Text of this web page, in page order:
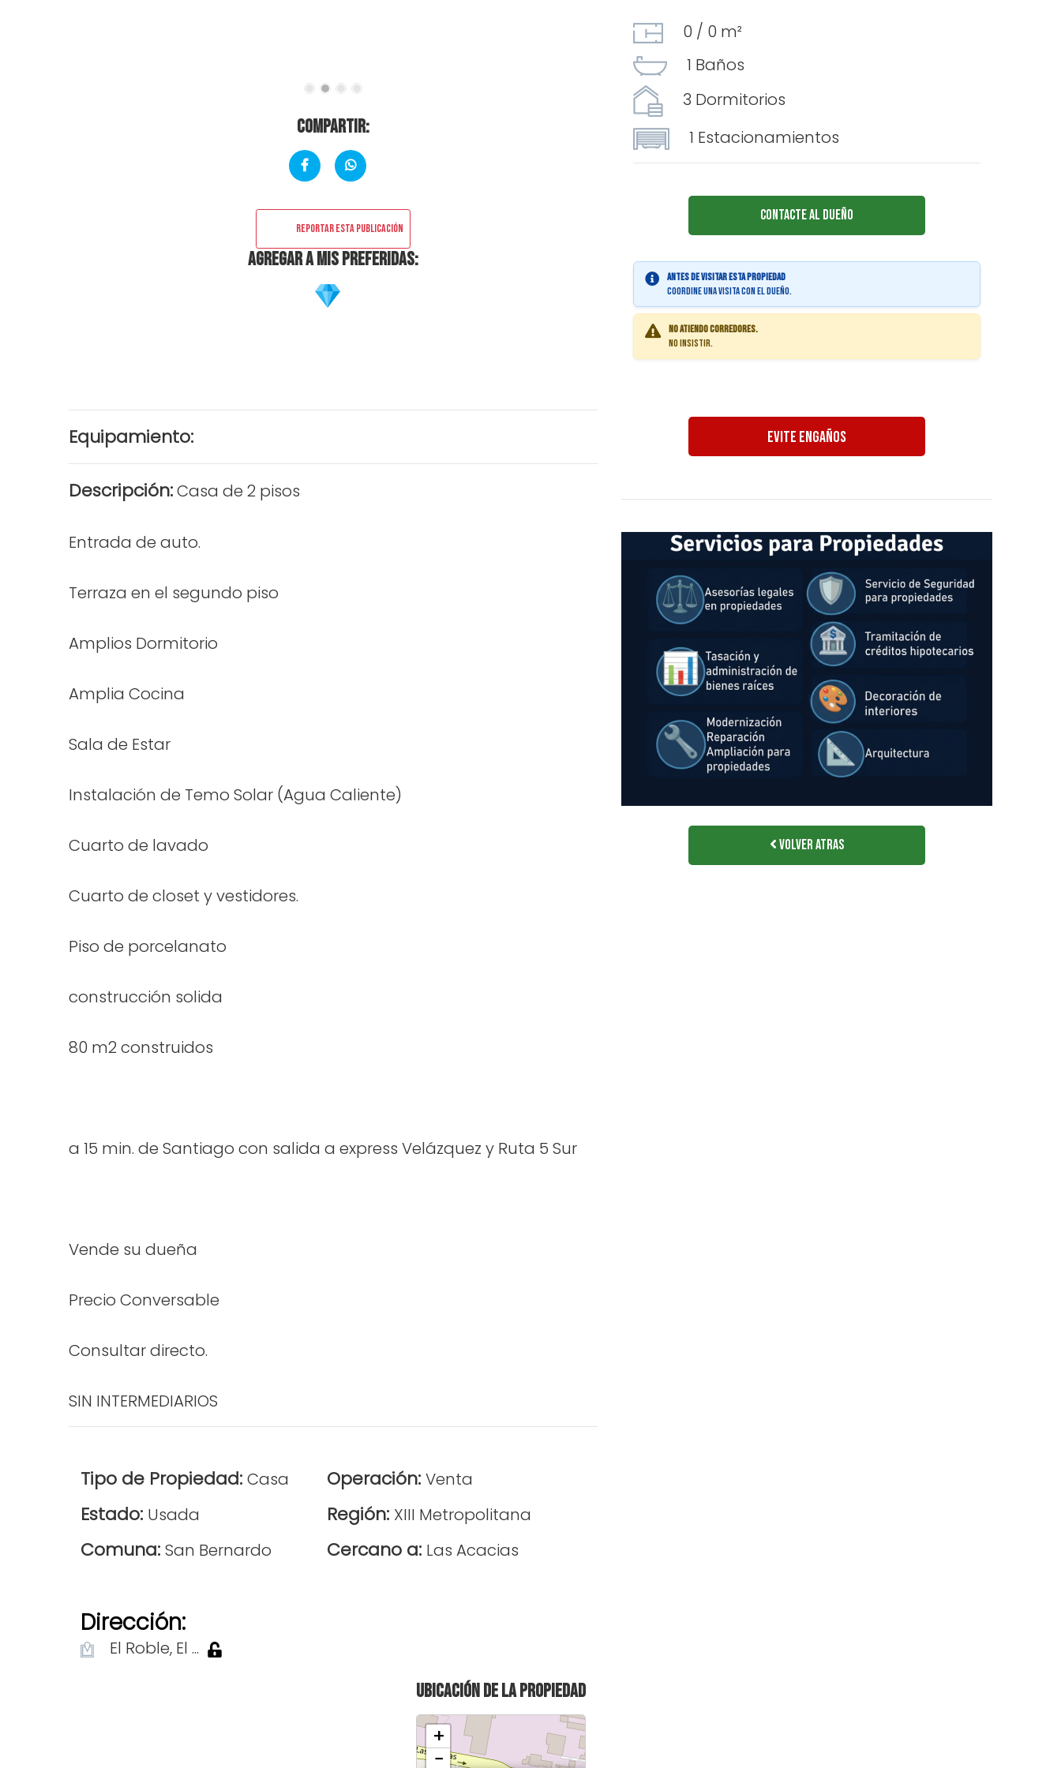
Compartir:
Reportar esta publicación
Agregar a mis preferidas:
0 / 0 m²
1 Baños
3 Dormitorios
1 Estacionamientos
Contacte al Dueño
Antes de visitar esta propiedad
coordine una visita con el dueño.
No atiendo corredores.
No insistir.
Equipamiento:
Descripción:Casa de 2 pisos
Entrada de auto.
Terraza en el segundo piso
Amplios Dormitorio
Amplia Cocina
Sala de Estar
Instalación de Temo Solar (Agua Caliente)
Cuarto de lavado
Cuarto de closet y vestidores.
Piso de porcelanato
construcción solida
80 m2 construidos
a 15 min. de Santiago con salida a express Velázquez y Ruta 5 Sur
Vende su dueña
Precio Conversable
Consultar directo.
SIN INTERMEDIARIOS
Tipo de Propiedad: Casa
Estado: Usada
Comuna: San Bernardo
Operación: Venta
Región: XIII Metropolitana
Cercano a: Las Acacias
Dirección:
El Roble, El ...
Ubicación de la propiedad
+
−
Evite Engaños
Volver Atras